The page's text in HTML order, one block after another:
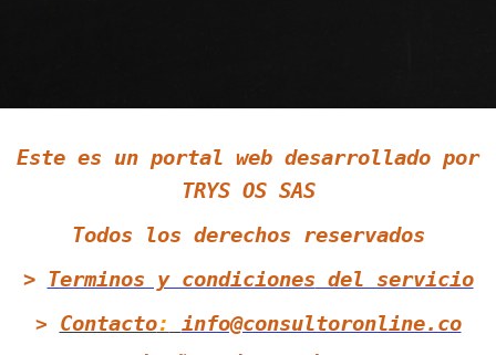
Este es un portal web desarrollado por
TRYS OS SAS
Todos los derechos reservados
> Terminos y condiciones del servicio
> Contacto: info@consultoronline.co